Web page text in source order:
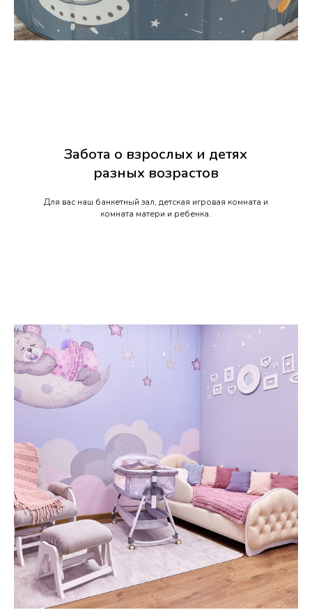
Забота о взрослых и детях
разных возрастов
Для вас наш банкетный зал, детская игровая комната и
комната матери и ребенка.